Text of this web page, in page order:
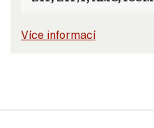
Více informací